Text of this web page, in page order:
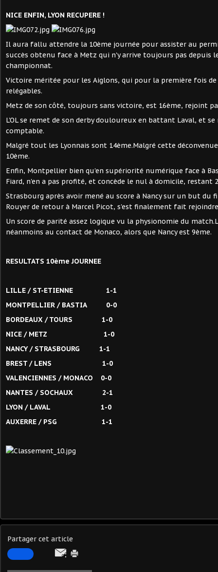
NICE ENFIN, LYON RECUPERE !
Il aura fallu attendre la 10ème journée pour assister au
succès obtenu face à Metz qui n'y arrive toujours pas depuis
championnat.
Victoire méritée pour les Aiglons, qui pour la première fois
relégables.
Metz de son côté, toujours sans victoire, est 16ème, rejoint
L'OL se remet de son derby douloureux en battant Laval, et
comptable.
Malgré tout les Lyonnais sont 14ème.Malgré cette
10ème.
Enfin, Montpellier bien qu'en supériorité numérique face à
Fiard, n'en a pas profité, et concède le nul à domicile, restant
Strasbourg après avoir mené au score à Nancy sur un but du
Rouyer de retour à Marcel Picot, s'est finalement fait
Un score de parité assez logique vu la physionomie du
néanmoins au contact de Monaco, alors que Nancy est 9ème.
RESULTATS 10ème JOURNEE
LILLE / ST-ETIENNE 1-1
MONTPELLIER / BASTIA 0-0
BORDEAUX / TOURS 1-0
NICE / METZ 1-0
NANCY / STRASBOURG 1-1
BREST / LENS 1-0
VALENCIENNES / MONACO 0-0
NANTES / SOCHAUX 2-1
LYON / LAVAL 1-0
AUXERRE / PSG 1-1
Partager cet article